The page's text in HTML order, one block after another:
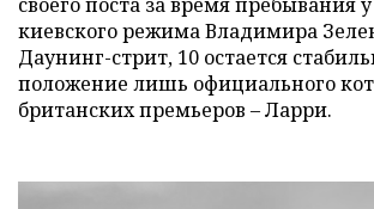
киевского режима Владимира
Даунинг-стрит, 10 остается
положение лишь официального
британских премьеров – Ларри.